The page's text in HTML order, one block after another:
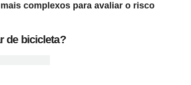
complexos para avaliar o risco
de bicicleta?